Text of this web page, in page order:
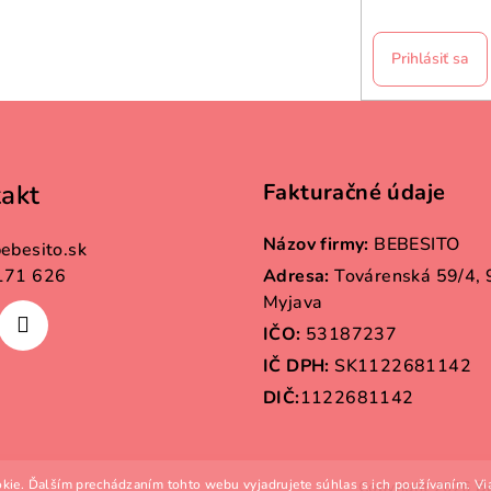
Ďalším prechádzaním tohto webu vyjadrujete súhlas s ich používaním.
Prihlásiť sa
626
Fakturačné údaje
Názov firmy: BEBESITO
Adresa: Továrenská 59/4,
Myjava
IČO: 53187237
IČ DPH: SK1122681142
DIČ:1122681142